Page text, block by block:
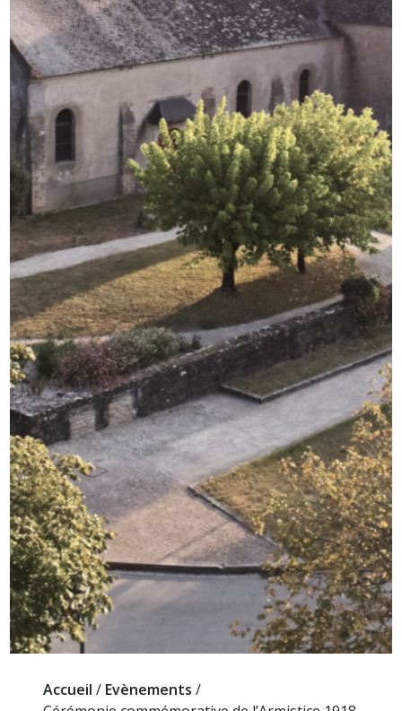
Accueil / Evènements /